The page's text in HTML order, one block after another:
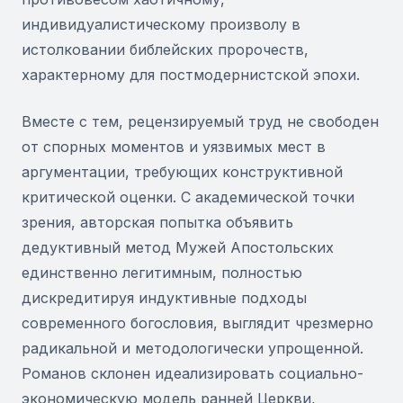
индивидуалистическому произволу в
истолковании библейских пророчеств,
характерному для постмодернистской эпохи.
Вместе с тем, рецензируемый труд не свободен
от спорных моментов и уязвимых мест в
аргументации, требующих конструктивной
критической оценки. С академической точки
зрения, авторская попытка объявить
дедуктивный метод Мужей Апостольских
единственно легитимным, полностью
дискредитируя индуктивные подходы
современного богословия, выглядит чрезмерно
радикальной и методологически упрощенной.
Романов склонен идеализировать социально-
экономическую модель ранней Церкви,